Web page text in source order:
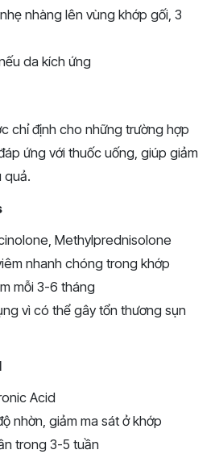
nhàng lên vùng khớp gối, 3
da kích ứng
chỉ định cho những trường hợp
ứng với thuốc uống, giúp giảm
quả.
Methylprednisolone
nhanh chóng trong khớp
mỗi 3-6 tháng
vì có thể gây tổn thương sụn
Acid
nhờn, giảm ma sát ở khớp
trong 3-5 tuần